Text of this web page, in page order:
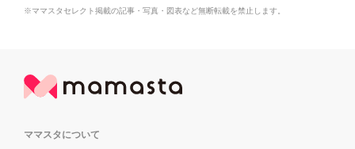
※ママスタセレクト掲載の記事・写真・図表など無断転載を禁止します。
ママスタについて